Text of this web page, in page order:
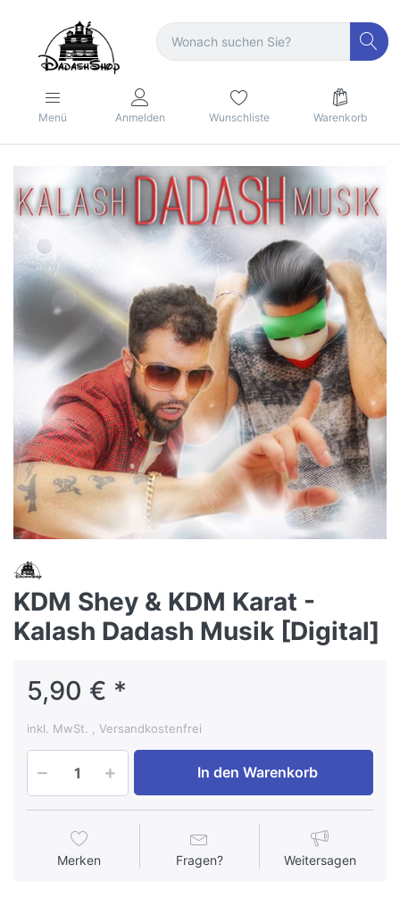
Menü Anmelden Wunschliste Warenkorb
KDM Shey & KDM Karat -
Kalash Dadash Musik [Digital]
5,90 € *
inkl. MwSt. , Versandkostenfrei
In den Warenkorb
Merken Fragen? Weitersagen